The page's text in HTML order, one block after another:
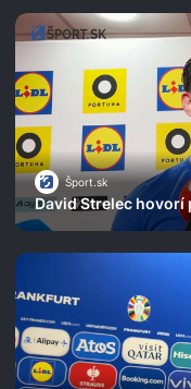
Šport.sk
David Strelec hovorí